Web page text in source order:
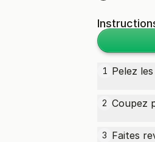
1 Pelez les
2 Coupez
3 Faites